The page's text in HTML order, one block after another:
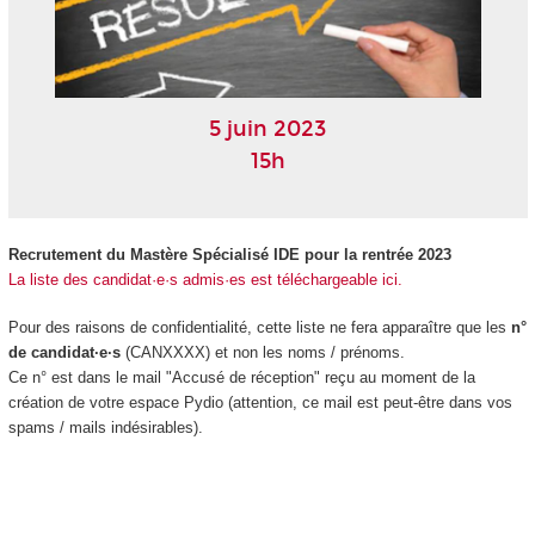
5 juin 2023
15h
Recrutement du Mastère Spécialisé IDE pour la rentrée 2023
La liste des candidat·e·s admis·es est téléchargeable ici.
Pour des raisons de confidentialité, cette liste ne fera apparaître que les n°
de candidat·e·s(CANXXXX) et non les noms / prénoms.
Ce n° est dans le mail "Accusé de réception" reçu au moment de la
création de votre espace Pydio (attention, ce mail est peut-être dans vos
spams / mails indésirables).